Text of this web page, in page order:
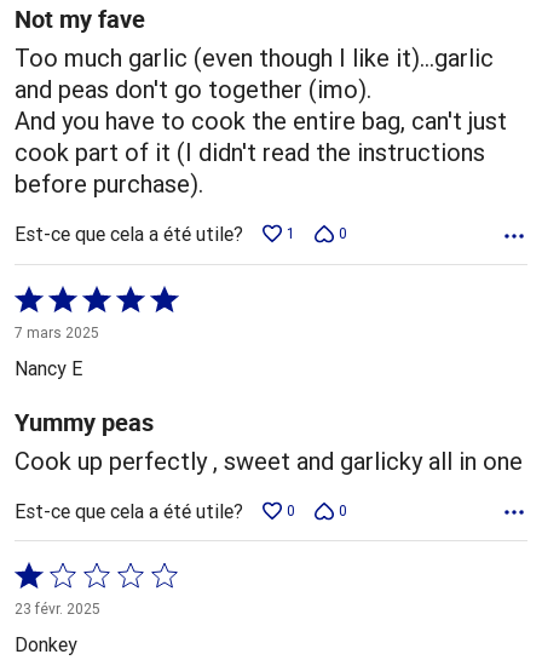
Not my fave
Too much garlic (even though I like it)...garlic
and peas don't go together (imo).
And you have to cook the entire bag, can't just
cook part of it (I didn't read the instructions
before purchase).
Est-ce que cela a été utile? 1 0
Coté
5 sur
5
7 mars 2025
Nancy E
Yummy peas
Cook up perfectly , sweet and garlicky all in one
Est-ce que cela a été utile? 0 0
Coté
1 sur
5
23 févr. 2025
Donkey